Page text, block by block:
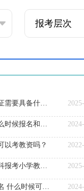
以考教资吗？